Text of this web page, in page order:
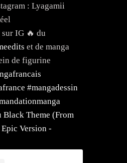
: Lyagamii
IG 🔥 du
et de manga
de figurine
#mangadessin
Theme (From
Version -